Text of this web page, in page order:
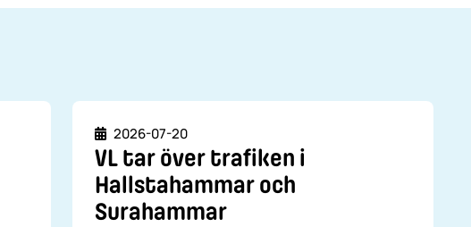
Datum
2026-07-20
VL tar över trafiken i
Hallstahammar och
Surahammar